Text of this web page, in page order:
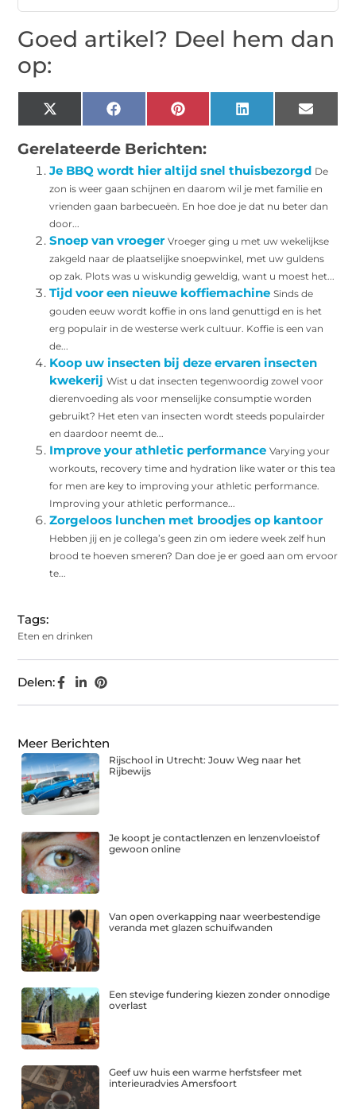
Goed artikel? Deel hem dan
op:
X
(Twitter)
Facebook Pinterest LinkedIn Email
Gerelateerde Berichten:
Je BBQ wordt hier altijd snel thuisbezorgd De
zon is weer gaan schijnen en daarom wil je met familie en
vrienden gaan barbecueën. En hoe doe je dat nu beter dan
door...
Snoep van vroeger Vroeger ging u met uw wekelijkse
zakgeld naar de plaatselijke snoepwinkel, met uw guldens
op zak. Plots was u wiskundig geweldig, want u moest het...
Tijd voor een nieuwe koffiemachine Sinds de
gouden eeuw wordt koffie in ons land genuttigd en is het
erg populair in de westerse werk cultuur. Koffie is een van
de...
Koop uw insecten bij deze ervaren insecten
kwekerij Wist u dat insecten tegenwoordig zowel voor
dierenvoeding als voor menselijke consumptie worden
gebruikt? Het eten van insecten wordt steeds populairder
en daardoor neemt de...
Improve your athletic performance Varying your
workouts, recovery time and hydration like water or this tea
for men are key to improving your athletic performance.
Improving your athletic performance...
Zorgeloos lunchen met broodjes op kantoor
Hebben jij en je collega’s geen zin om iedere week zelf hun
brood te hoeven smeren? Dan doe je er goed aan om ervoor
te...
Tags:
Eten en drinken
Delen:
Meer Berichten
Rijschool in Utrecht: Jouw Weg naar het
Rijbewijs
Je koopt je contactlenzen en lenzenvloeistof
gewoon online
Van open overkapping naar weerbestendige
veranda met glazen schuifwanden
Een stevige fundering kiezen zonder onnodige
overlast
Geef uw huis een warme herfstsfeer met
interieuradvies Amersfoort